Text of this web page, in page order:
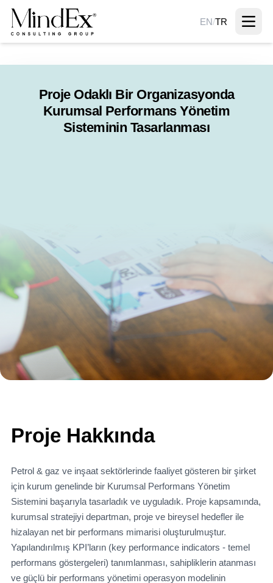
EN/TR
Proje Odaklı Bir Organizasyonda
Kurumsal Performans Yönetim
Sisteminin Tasarlanması
Proje Hakkında
Petrol & gaz ve inşaat sektörlerinde faaliyet gösteren bir şirket
için kurum genelinde bir Kurumsal Performans Yönetim
Sistemini başarıyla tasarladık ve uyguladık. Proje kapsamında,
kurumsal stratejiyi departman, proje ve bireysel hedefler ile
hizalayan net bir performans mimarisi oluşturulmuştur.
Yapılandırılmış KPI’ların (key performance indicators - temel
performans göstergeleri) tanımlanması, sahipliklerin atanması
ve güçlü bir performans yönetimi operasyon modelinin